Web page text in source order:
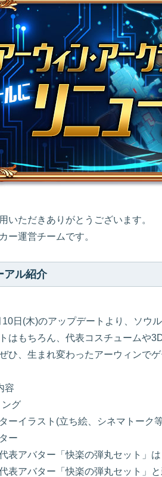
いただきありがとうございます。
ー運営チームです。
アル紹介
日(木)のアップデートより、ソウ
はもちろん、代表コスチュームや
ひ、生まれ変わったアーウィンで
容
ング
ーイラスト(立ち絵、シネマトーク
ー
表アバター「快楽の弾丸セット」
表アバター「快楽の弾丸セット」